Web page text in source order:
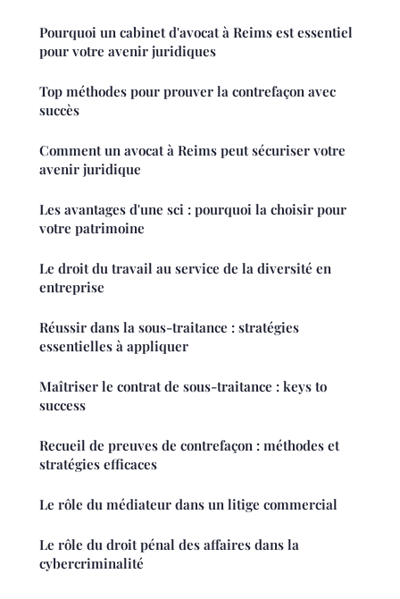
Pourquoi un cabinet d'avocat à Reims est essentiel
pour votre avenir juridiques
Top méthodes pour prouver la contrefaçon avec
succès
Comment un avocat à Reims peut sécuriser votre
avenir juridique
Les avantages d'une sci : pourquoi la choisir pour
votre patrimoine
Le droit du travail au service de la diversité en
entreprise
Réussir dans la sous-traitance : stratégies
essentielles à appliquer
Maîtriser le contrat de sous-traitance : keys to
success
Recueil de preuves de contrefaçon : méthodes et
stratégies efficaces
Le rôle du médiateur dans un litige commercial
Le rôle du droit pénal des affaires dans la
cybercriminalité